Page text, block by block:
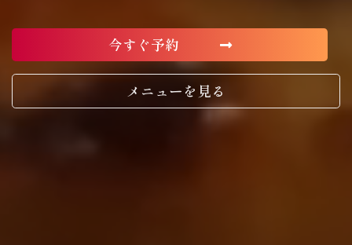
今すぐ予約
メニューを見る